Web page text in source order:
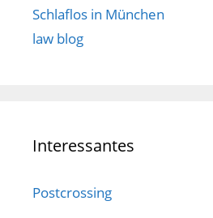
Schlaflos in München
law blog
Interessantes
Postcrossing